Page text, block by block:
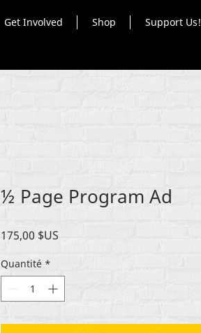
Get Involved Shop Support Us!
½ Page Program Ad
175,00 $US
Quantité *